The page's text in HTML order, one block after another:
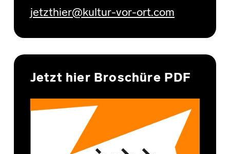
jetzthier@kultur-vor-ort.com
Jetzt hier Broschüre PDF